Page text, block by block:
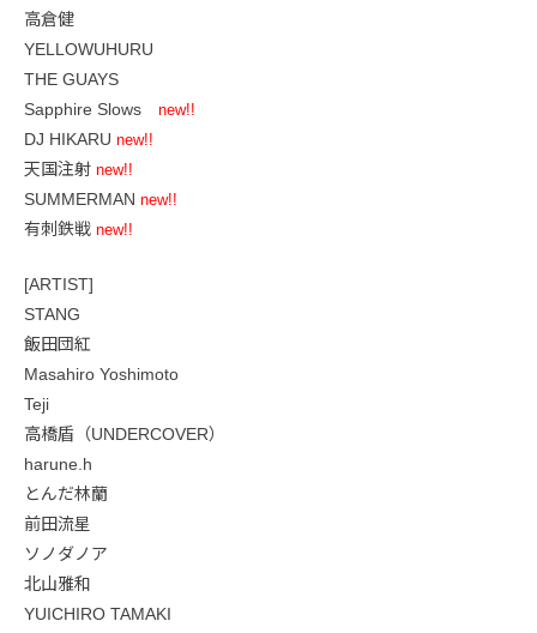
高倉健
YELLOWUHURU
THE GUAYS
Sapphire Slows new!!
DJ HIKARU new!!
天国注射 new!!
SUMMERMAN new!!
有刺鉄戦 new!!
[ARTIST]
STANG
飯田団紅
Masahiro Yoshimoto
Teji
高橋盾（UNDERCOVER）
harune.h
とんだ林蘭
前田流星
ソノダノア
北山雅和
YUICHIRO TAMAKI